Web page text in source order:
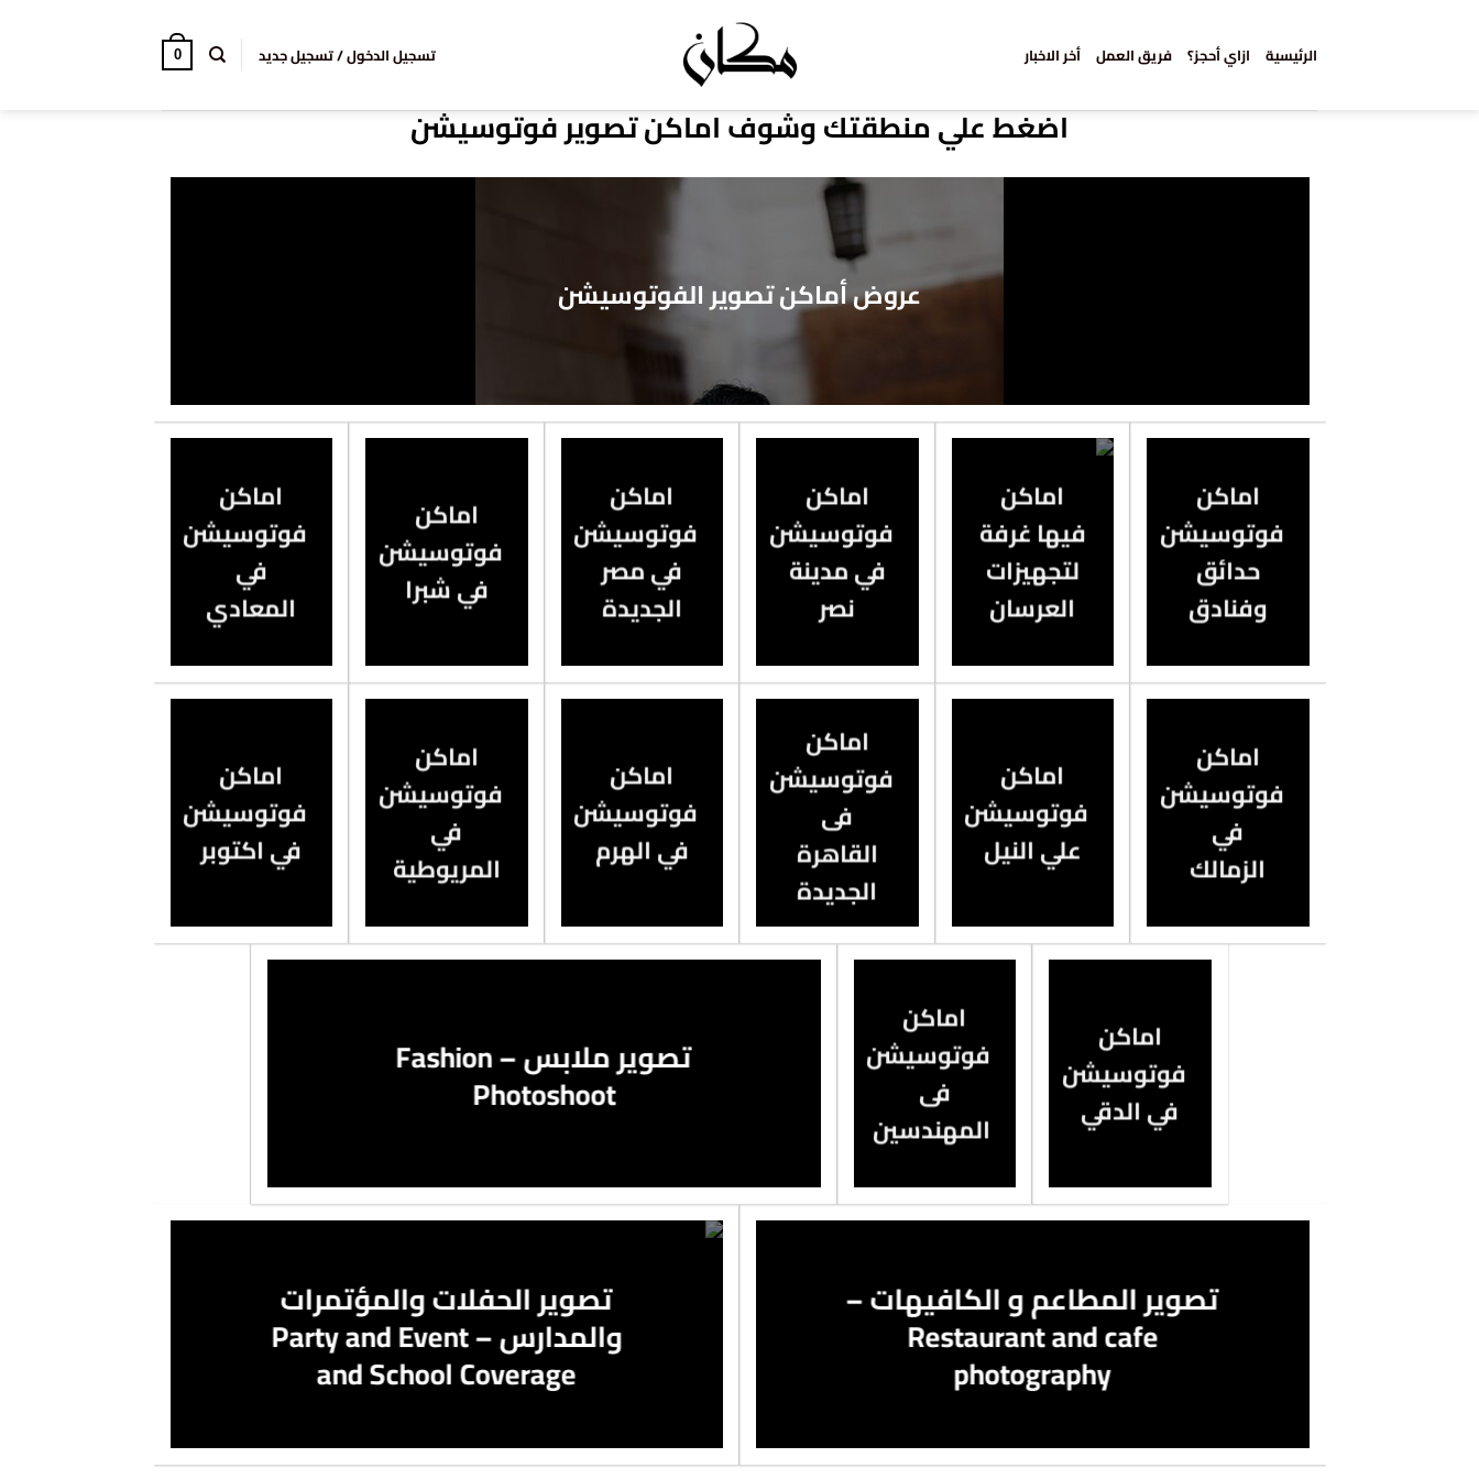
الرئيسية ازاي أحجز؟ فريق العمل أخر الاخبار تسجيل الدخول / تسجيل جديد 0
اضغط علي منطقتك وشوف اماكن تصوير فوتوسيشن
عروض أماكن تصوير الفوتوسيشن
اماكن
فوتوسيشن
حدائق
وفنادق
اماكن
فيها غرفة
لتجهيزات
العرسان
اماكن
فوتوسيشن
في مدينة
نصر
اماكن
فوتوسيشن
في مصر
الجديدة
اماكن
فوتوسيشن
في شبرا
اماكن
فوتوسيشن
في
المعادي
اماكن
فوتوسيشن
في
الزمالك
اماكن
فوتوسيشن
علي النيل
اماكن
فوتوسيشن
فى
القاهرة
الجديدة
اماكن
فوتوسيشن
في الهرم
اماكن
فوتوسيشن
في
المريوطية
اماكن
فوتوسيشن
في اكتوبر
اماكن
فوتوسيشن
في الدقي
اماكن
فوتوسيشن
فى
المهندسين
تصوير ملابس – Fashion
Photoshoot
تصوير المطاعم و الكافيهات –
Restaurant and cafe
photography
تصوير الحفلات والمؤتمرات
والمدارس – Party and Event
and School Coverage